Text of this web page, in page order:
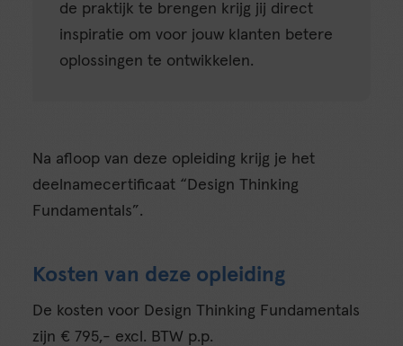
de praktijk te brengen krijg jij direct
inspiratie om voor jouw klanten betere
oplossingen te ontwikkelen.
Na afloop van deze opleiding krijg je het
deelnamecertificaat “Design Thinking
Fundamentals”.
Kosten van deze opleiding
De kosten voor Design Thinking Fundamentals
zijn € 795,- excl. BTW p.p.